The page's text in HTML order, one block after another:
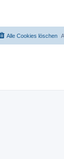
Alle Cookies löschen